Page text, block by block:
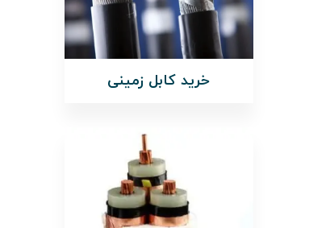
خرید کابل زمینی